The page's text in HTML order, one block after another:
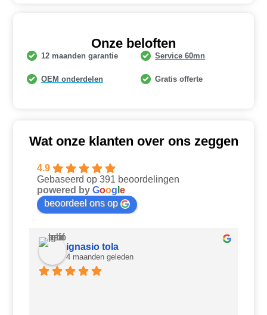
Onze beloften
12 maanden garantie Service 60mn
OEM onderdelen Gratis offerte
Wat onze klanten over ons zeggen
4.9
Gebaseerd op 391 beoordelingen
powered byGoog le
beoordeel ons op
ignasio tola
4 maanden geleden